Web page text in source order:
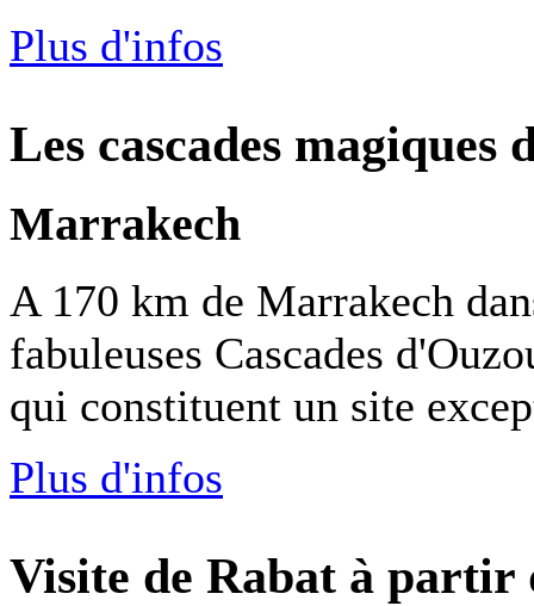
Plus d'infos
Les cascades magiques
Marrakech
A 170 km de Marrakech
fabuleuses Cascades
qui constituent un site
Plus d'infos
Visite de Rabat à partir